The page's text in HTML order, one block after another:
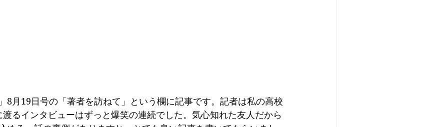
8月19日号の「著者を訪ねて」という欄に記事です。記者は私の高校
るインタビューはずっと爆笑の連続でした。気心知れた友人だから